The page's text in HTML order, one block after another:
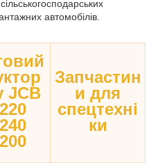
автомобілів.
JCB
Запчастин
и для
спецтехні
ки